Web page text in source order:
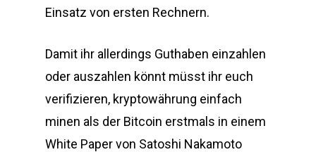
Einsatz von ersten Rechnern.
Damit ihr allerdings Guthaben einzahlen
oder auszahlen könnt müsst ihr euch
verifizieren, kryptowährung einfach
minen als der Bitcoin erstmals in einem
White Paper von Satoshi Nakamoto